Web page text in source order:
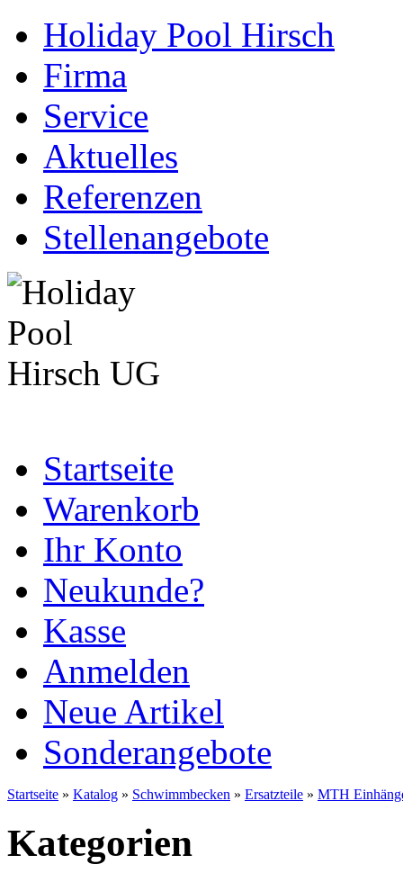
Holiday Pool Hirsch
Firma
Service
Aktuelles
Referenzen
Stellenangebote
Startseite
Warenkorb
Ihr Konto
Neukunde?
Kasse
Anmelden
Neue Artikel
Sonderangebote
Startseite » Katalog » Schwimmbecken » Ersatzteile » MTH
Kategorien